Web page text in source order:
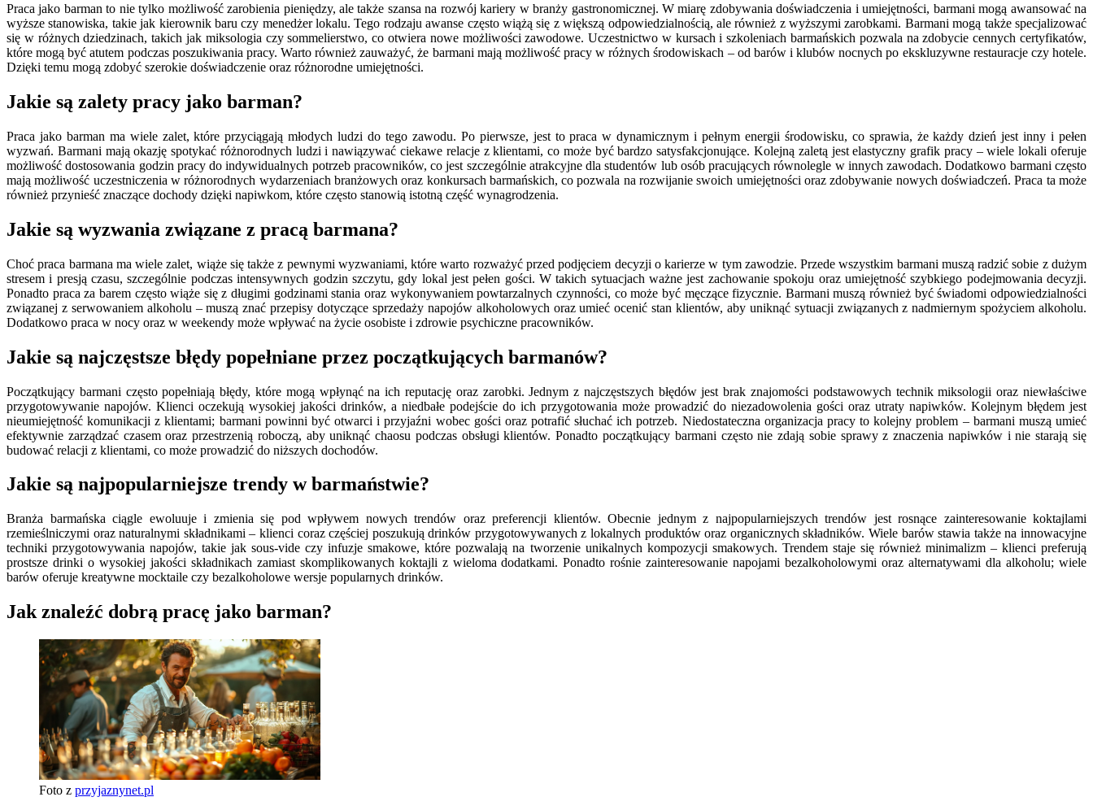
Praca jako barman to nie tylko możliwość zarobienia pieniędzy, ale także szansa na rozwój kariery w branży gastronomicznej. W miarę zdobywania doświadczenia i umiejętności, barmani mogą awansować na
wyższe stanowiska, takie jak kierownik baru czy menedżer lokalu. Tego rodzaju awanse często wiążą się z większą odpowiedzialnością, ale również z wyższymi zarobkami. Barmani mogą także specjalizować
się w różnych dziedzinach, takich jak miksologia czy sommelierstwo, co otwiera nowe możliwości zawodowe. Uczestnictwo w kursach i szkoleniach barmańskich pozwala na zdobycie cennych certyfikatów,
które mogą być atutem podczas poszukiwania pracy. Warto również zauważyć, że barmani mają możliwość pracy w różnych środowiskach – od barów i klubów nocnych po ekskluzywne restauracje czy hotele.
Dzięki temu mogą zdobyć szerokie doświadczenie oraz różnorodne umiejętności.
Jakie są zalety pracy jako barman?
Praca jako barman ma wiele zalet, które przyciągają młodych ludzi do tego zawodu. Po pierwsze, jest to praca w dynamicznym i pełnym energii środowisku, co sprawia, że każdy dzień jest inny i pełen
wyzwań. Barmani mają okazję spotykać różnorodnych ludzi i nawiązywać ciekawe relacje z klientami, co może być bardzo satysfakcjonujące. Kolejną zaletą jest elastyczny grafik pracy – wiele lokali oferuje
możliwość dostosowania godzin pracy do indywidualnych potrzeb pracowników, co jest szczególnie atrakcyjne dla studentów lub osób pracujących równolegle w innych zawodach. Dodatkowo barmani często
mają możliwość uczestniczenia w różnorodnych wydarzeniach branżowych oraz konkursach barmańskich, co pozwala na rozwijanie swoich umiejętności oraz zdobywanie nowych doświadczeń. Praca ta może
również przynieść znaczące dochody dzięki napiwkom, które często stanowią istotną część wynagrodzenia.
Jakie są wyzwania związane z pracą barmana?
Choć praca barmana ma wiele zalet, wiąże się także z pewnymi wyzwaniami, które warto rozważyć przed podjęciem decyzji o karierze w tym zawodzie. Przede wszystkim barmani muszą radzić sobie z dużym
stresem i presją czasu, szczególnie podczas intensywnych godzin szczytu, gdy lokal jest pełen gości. W takich sytuacjach ważne jest zachowanie spokoju oraz umiejętność szybkiego podejmowania decyzji.
Ponadto praca za barem często wiąże się z długimi godzinami stania oraz wykonywaniem powtarzalnych czynności, co może być męczące fizycznie. Barmani muszą również być świadomi odpowiedzialności
związanej z serwowaniem alkoholu – muszą znać przepisy dotyczące sprzedaży napojów alkoholowych oraz umieć ocenić stan klientów, aby uniknąć sytuacji związanych z nadmiernym spożyciem alkoholu.
Dodatkowo praca w nocy oraz w weekendy może wpływać na życie osobiste i zdrowie psychiczne pracowników.
Jakie są najczęstsze błędy popełniane przez początkujących barmanów?
Początkujący barmani często popełniają błędy, które mogą wpłynąć na ich reputację oraz zarobki. Jednym z najczęstszych błędów jest brak znajomości podstawowych technik miksologii oraz niewłaściwe
przygotowywanie napojów. Klienci oczekują wysokiej jakości drinków, a niedbałe podejście do ich przygotowania może prowadzić do niezadowolenia gości oraz utraty napiwków. Kolejnym błędem jest
nieumiejętność komunikacji z klientami; barmani powinni być otwarci i przyjaźni wobec gości oraz potrafić słuchać ich potrzeb. Niedostateczna organizacja pracy to kolejny problem – barmani muszą umieć
efektywnie zarządzać czasem oraz przestrzenią roboczą, aby uniknąć chaosu podczas obsługi klientów. Ponadto początkujący barmani często nie zdają sobie sprawy z znaczenia napiwków i nie starają się
budować relacji z klientami, co może prowadzić do niższych dochodów.
Jakie są najpopularniejsze trendy w barmaństwie?
Branża barmańska ciągle ewoluuje i zmienia się pod wpływem nowych trendów oraz preferencji klientów. Obecnie jednym z najpopularniejszych trendów jest rosnące zainteresowanie koktajlami
rzemieślniczymi oraz naturalnymi składnikami – klienci coraz częściej poszukują drinków przygotowywanych z lokalnych produktów oraz organicznych składników. Wiele barów stawia także na innowacyjne
techniki przygotowywania napojów, takie jak sous-vide czy infuzje smakowe, które pozwalają na tworzenie unikalnych kompozycji smakowych. Trendem staje się również minimalizm – klienci preferują
prostsze drinki o wysokiej jakości składnikach zamiast skomplikowanych koktajli z wieloma dodatkami. Ponadto rośnie zainteresowanie napojami bezalkoholowymi oraz alternatywami dla alkoholu; wiele
barów oferuje kreatywne mocktaile czy bezalkoholowe wersje popularnych drinków.
Jak znaleźć dobrą pracę jako barman?
Foto z przyjaznynet.pl